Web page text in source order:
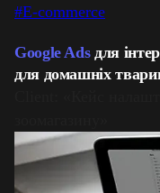
#E-commerce
Google Adsдля
для домашніх